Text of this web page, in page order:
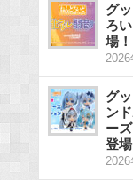
グ
ろ
場
グ
ン
ー
登